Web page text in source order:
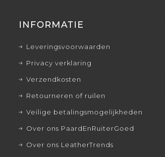
INFORMATIE
Leveringsvoorwaarden
Privacy verklaring
Verzendkosten
Retourneren of ruilen
Veilige betalingsmogelijkheden
Over ons PaardEnRuiterGoed
Over ons LeatherTrends